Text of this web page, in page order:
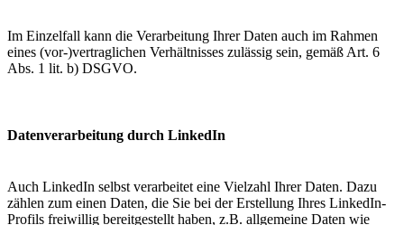
Im Einzelfall kann die Verarbeitung Ihrer Daten auch im Rahmen
eines (vor-)vertraglichen Verhältnisses zulässig sein, gemäß Art. 6
Abs. 1 lit. b) DSGVO.
Datenverarbeitung durch LinkedIn
Auch LinkedIn selbst verarbeitet eine Vielzahl Ihrer Daten. Dazu
zählen zum einen Daten, die Sie bei der Erstellung Ihres LinkedIn-
Profils freiwillig bereitgestellt haben, z.B. allgemeine Daten wie